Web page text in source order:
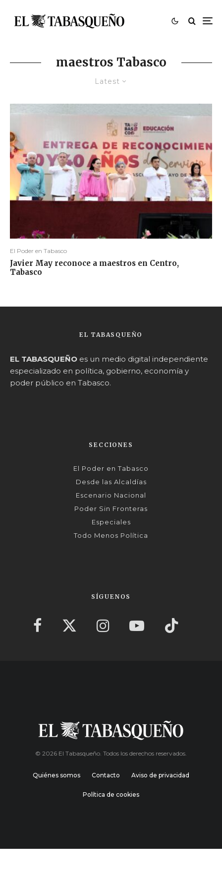
maestros Tabasco
Latest
El Poder en Tabasco
Javier May reconoce a maestros en Centro,
Tabasco
EL TABASQUEÑO
EL TABASQUEÑO es un medio digital independiente
especializado en política, gobierno, economía y
poder público en Tabasco.
SECCIONES
El Poder en Tabasco
Desde las Alcaldías
Escenario Nacional
Poder Sin Fronteras
Especiales
Todo Menos Política
SÍGUENOS
© 2026 El Tabasqueño. Todos los derechos reservados.
Quiénes somos Contacto Aviso de privacidad
Política de cookies